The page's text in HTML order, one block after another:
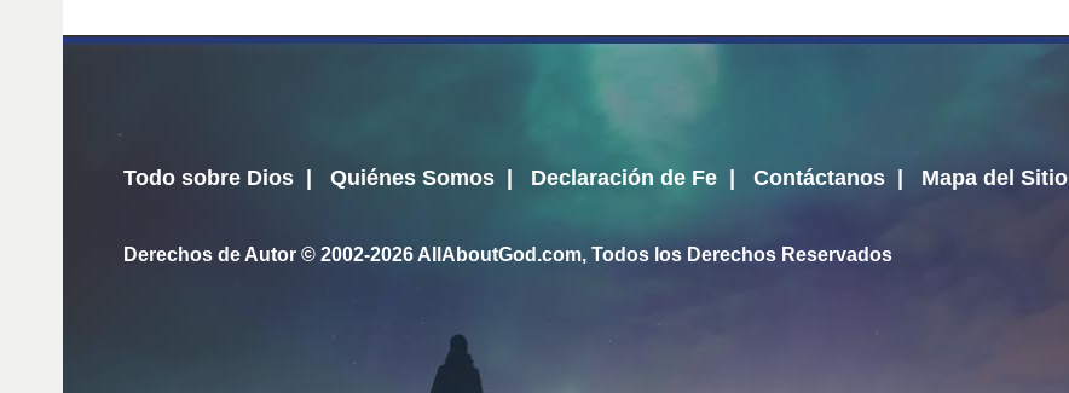
Todo sobre Dios Quiénes Somos Declaración de Fe Contáctanos Mapa del Sitio
Derechos de Autor © 2002-2026 AllAboutGod.com, Todos los Derechos Reservados